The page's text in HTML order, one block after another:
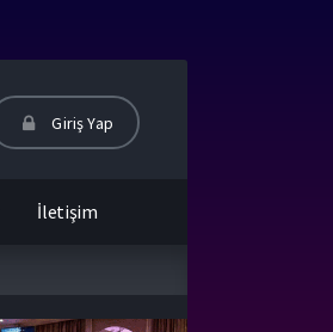
Giriş Yap
İletişim